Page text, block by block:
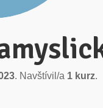
. Navštívil/a 1 kurz.